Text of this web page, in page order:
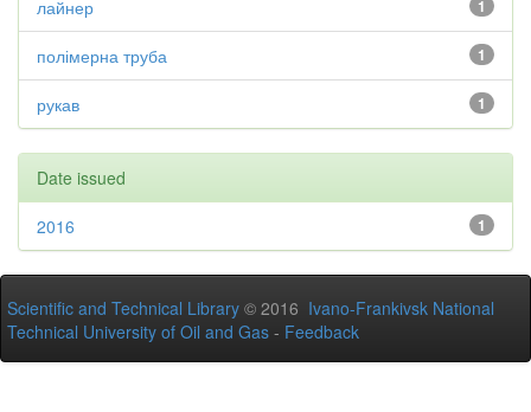
1
лайнер
1
полімерна труба
1
рукав
Date issued
1
2016
Scientific and Technical Library © 2016 Ivano-Frankivsk National
Technical University of Oil and Gas - Feedback